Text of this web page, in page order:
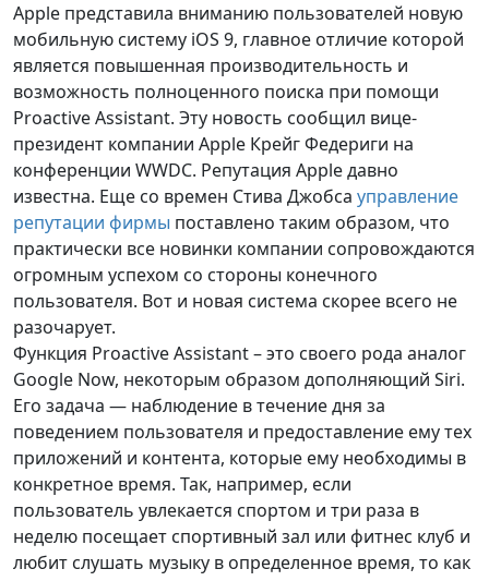
Apple представила вниманию пользователей новую
мобильную систему iOS 9, главное отличие которой
является повышенная производительность и
возможность полноценного поиска при помощи
Proactive Assistant. Эту новость сообщил вице-
президент компании Apple Крейг Федериги на
конференции WWDC. Репутация Apple давно
известна. Еще со времен Стива Джобса управление
репутации фирмы поставлено таким образом, что
практически все новинки компании сопровождаются
огромным успехом со стороны конечного
пользователя. Вот и новая система скорее всего не
разочарует.
Функция Proactive Assistant – это своего рода аналог
Google Now, некоторым образом дополняющий Siri.
Его задача — наблюдение в течение дня за
поведением пользователя и предоставление ему тех
приложений и контента, которые ему необходимы в
конкретное время. Так, например, если
пользователь увлекается спортом и три раза в
неделю посещает спортивный зал или фитнес клуб и
любит слушать музыку в определенное время, то как